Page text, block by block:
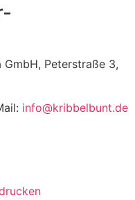
Peterstraße 3,
info@kribbelbunt.de